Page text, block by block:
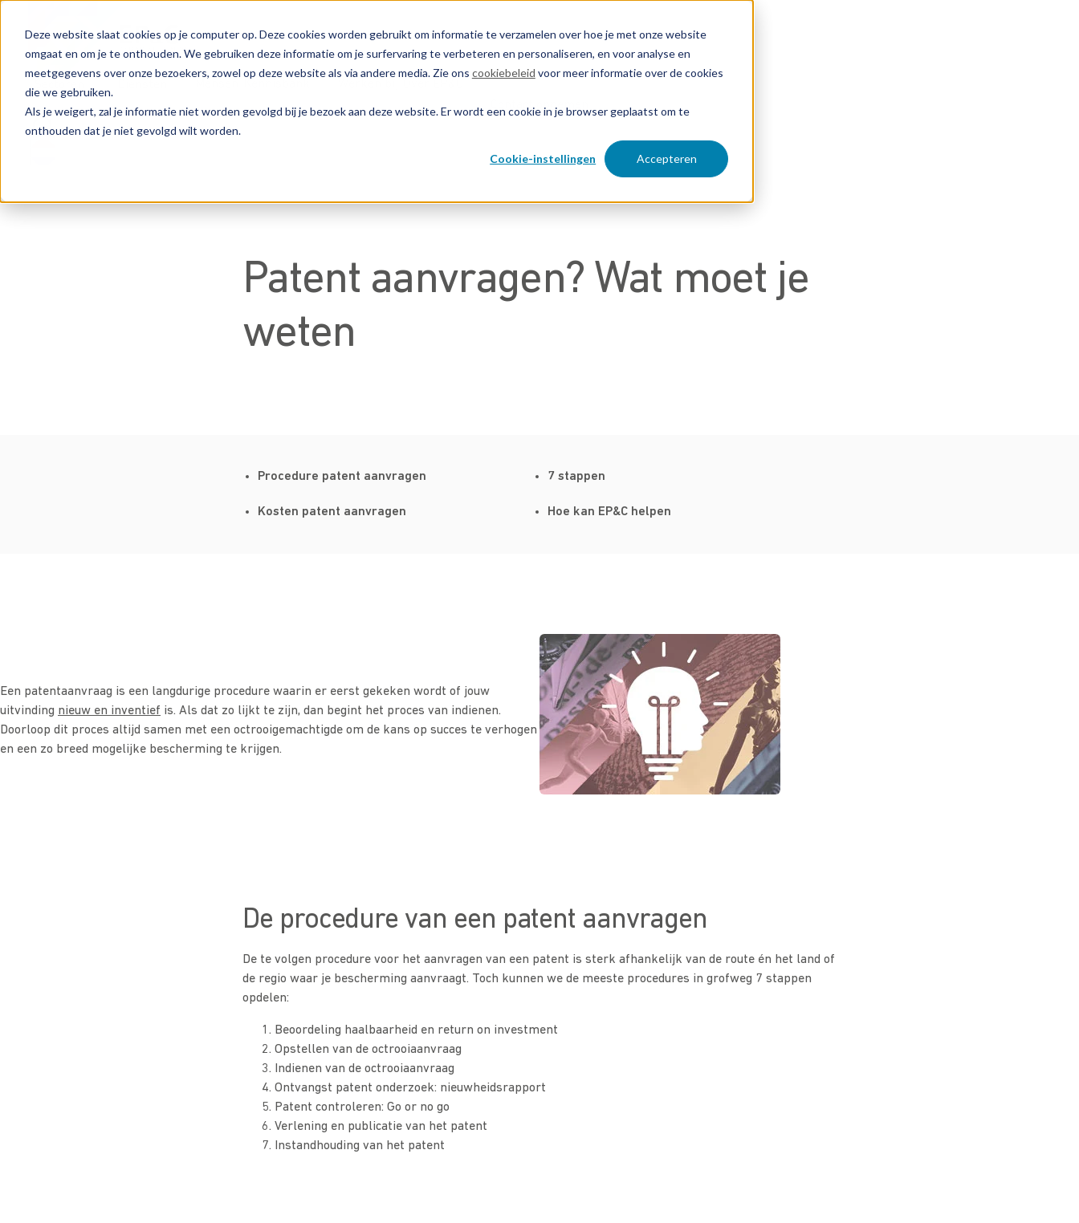
Deze website slaat cookies op je computer op. Deze cookies worden gebruikt om informatie te verzamelen over hoe je met onze website
omgaat en om je te onthouden. We gebruiken deze informatie om je surfervaring te verbeteren en personaliseren, en voor analyse en
meetgegevens over onze bezoekers, zowel op deze website als via andere media. Zie ons cookiebeleid voor meer informatie over de cookies
die we gebruiken.
Als je weigert, zal je informatie niet worden gevolgd bij je bezoek aan deze website. Er wordt een cookie in je browser geplaatst om te
onthouden dat je niet gevolgd wilt worden.
Cookie-instellingen Accepteren
Contact opnemen
Patent aanvragen? Wat moet je
weten
Procedure patent aanvragen 7 stappen
Kosten patent aanvragen Hoe kan EP&C helpen
Een patentaanvraag is een langdurige procedure waarin er eerst gekeken wordt of jouw
uitvinding nieuw en inventief is. Als dat zo lijkt te zijn, dan begint het proces van indienen.
Doorloop dit proces altijd samen met een octrooigemachtigde om de kans op succes te verhogen
en een zo breed mogelijke bescherming te krijgen.
De procedure van een patent aanvragen
De te volgen procedure voor het aanvragen van een patent is sterk afhankelijk van de route én het land of
de regio waar je bescherming aanvraagt. Toch kunnen we de meeste procedures in grofweg 7 stappen
opdelen:
Beoordeling haalbaarheid en return on investment
Opstellen van de octrooiaanvraag
Indienen van de octrooiaanvraag
Ontvangst patent onderzoek: nieuwheidsrapport
Patent controleren: Go or no go
Verlening en publicatie van het patent
Instandhouding van het patent